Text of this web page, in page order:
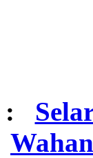
: